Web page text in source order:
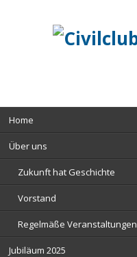
überspringen
Home
Über uns
Zukunft hat Geschichte
Vorstand
Regelmäße Veranstaltungen
Jubiläum 2025